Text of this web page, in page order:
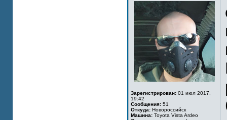
Зарегистрирован: 01 июл 2017,
19:42
Сообщения: 51
Откуда: Новороссийск
Машина: Toyota Vista Ardeo